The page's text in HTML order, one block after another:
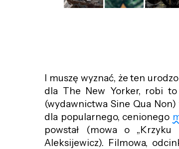
I muszę wyznać, że ten
dla The New Yorker, robi
(wydawnictwa Sine Qua
dla popularnego, cenionego
powstał (mowa o
Aleksijewicz). Filmowa,